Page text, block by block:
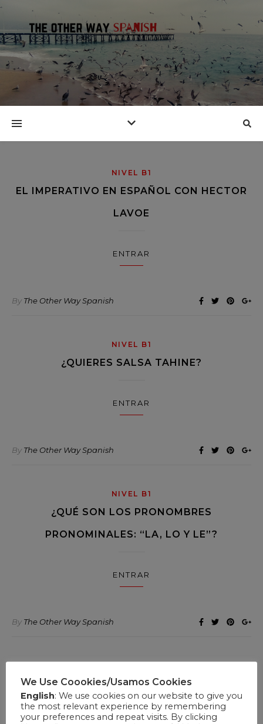
NIVEL B1
EL IMPERATIVO EN ESPAÑOL CON HECTOR
LAVOE
ENTRAR
By The Other Way Spanish
NIVEL B1
¿QUIERES SALSA TAHINE?
ENTRAR
By The Other Way Spanish
NIVEL B1
¿QUÉ SON LOS PRONOMBRES
PRONOMINALES: “LA, LO Y LE”?
ENTRAR
By The Other Way Spanish
“OJALÁ PASE ALGO…”
We Use Coookies/Usamos Cookies
English: We use cookies on our website to give you
the most relevant experience by remembering
your preferences and repeat visits. By clicking